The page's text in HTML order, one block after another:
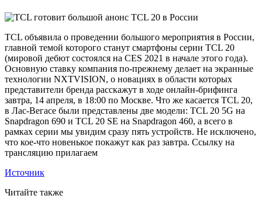
TCL объявила о проведении большого мероприятия в России,
главной темой которого станут смартфоны серии TCL 20
(мировой дебют состоялся на CES 2021 в начале этого года).
Основную ставку компания по-прежнему делает на экранные
технологии NXTVISION, о новациях в области которых
представители бренда расскажут в ходе онлайн-брифинга
завтра, 14 апреля, в 18:00 по Москве. Что же касается TCL 20,
в Лас-Вегасе были представлены две модели: TCL 20 5G на
Snapdragon 690 и TCL 20 SE на Snapdragon 460, а всего в
рамках серии мы увидим сразу пять устройств. Не исключено,
что кое-что новенькое покажут как раз завтра. Ссылку на
трансляцию прилагаем
Источник
Читайте также